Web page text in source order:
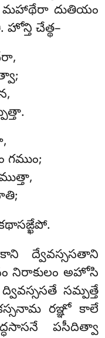
మహాథేరా దుతియం
చేత్థ–
గముం;
ద్వేవస్ససతాని
నిరాకులం అహోసి
సమ్పత్తే
రఞ్ఞో కాలే
పసీదిత్వా